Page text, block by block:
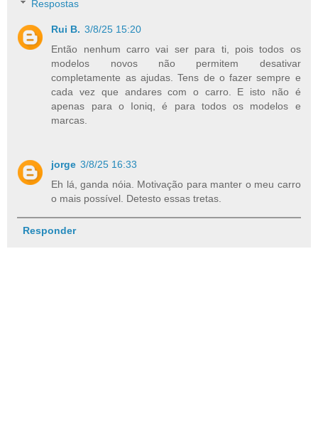
Respostas
Rui B. 3/8/25 15:20
Então nenhum carro vai ser para ti, pois todos os
modelos novos não permitem desativar
completamente as ajudas. Tens de o fazer sempre e
cada vez que andares com o carro. E isto não é
apenas para o Ioniq, é para todos os modelos e
marcas.
jorge 3/8/25 16:33
Eh lá, ganda nóia. Motivação para manter o meu carro
o mais possível. Detesto essas tretas.
Responder